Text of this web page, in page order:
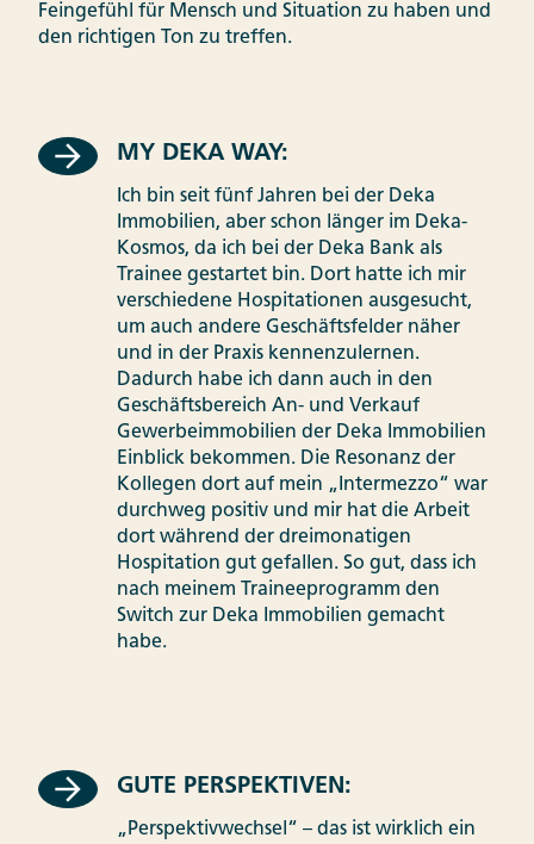
Feingefühl für Mensch und Situation zu haben und
den richtigen Ton zu treffen.
MY DEKA WAY:
Ich bin seit fünf Jahren bei der Deka
Immobilien, aber schon länger im Deka-
Kosmos, da ich bei der Deka Bank als
Trainee gestartet bin. Dort hatte ich mir
verschiedene Hospitationen ausgesucht,
um auch andere Geschäftsfelder näher
und in der Praxis kennenzulernen.
Dadurch habe ich dann auch in den
Geschäftsbereich An- und Verkauf
Gewerbeimmobilien der Deka Immobilien
Einblick bekommen. Die Resonanz der
Kollegen dort auf mein „Intermezzo“ war
durchweg positiv und mir hat die Arbeit
dort während der dreimonatigen
Hospitation gut gefallen. So gut, dass ich
nach meinem Traineeprogramm den
Switch zur Deka Immobilien gemacht
habe.
GUTE PERSPEKTIVEN:
„Perspektivwechsel“ – das ist wirklich ein